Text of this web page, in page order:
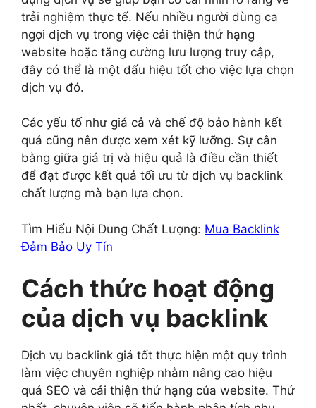
trải nghiệm thực tế. Nếu nhiều người dùng ca
ngợi dịch vụ trong việc cải thiện thứ hạng
website hoặc tăng cường lưu lượng truy cập,
đây có thể là một dấu hiệu tốt cho việc lựa chọn
dịch vụ đó.
Các yếu tố như giá cả và chế độ bảo hành kết
quả cũng nên được xem xét kỹ lưỡng. Sự cân
bằng giữa giá trị và hiệu quả là điều cần thiết
để đạt được kết quả tối ưu từ dịch vụ backlink
chất lượng mà bạn lựa chọn.
Tìm Hiểu Nội Dung Chất Lượng: Mua Backlink
Đảm Bảo Uy Tín
Cách thức hoạt động
của dịch vụ backlink
Dịch vụ backlink giá tốt thực hiện một quy trình
làm việc chuyên nghiệp nhằm nâng cao hiệu
quả SEO và cải thiện thứ hạng của website. Thứ